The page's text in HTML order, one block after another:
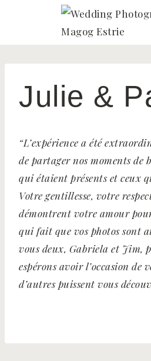
Julie &
“L’expérience a été
de partager nos moments de
qui étaient présents et ceux
Votre gentillesse, votre
démontrent votre amour
qui fait que vos photos sont
vous deux, Gabriela et Jim,
espérons avoir l’occasion de
d’autres puissent vous